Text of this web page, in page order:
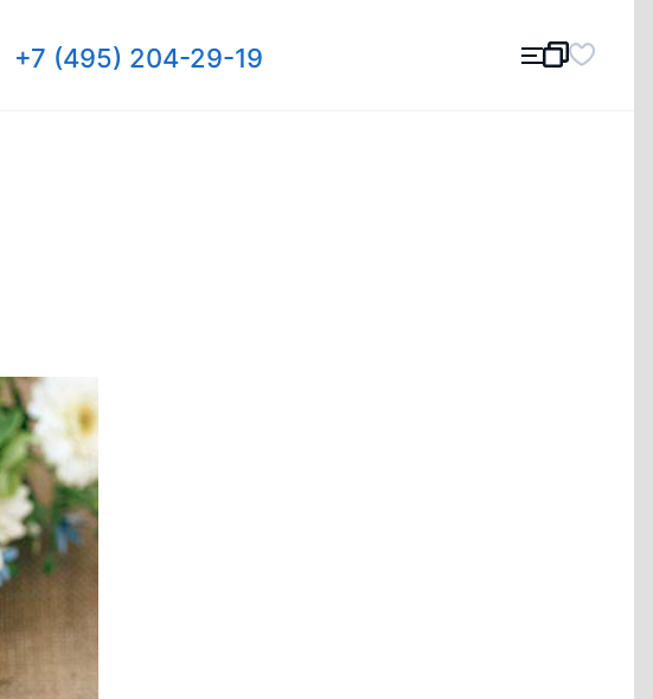
+7 (495) 204-29-19